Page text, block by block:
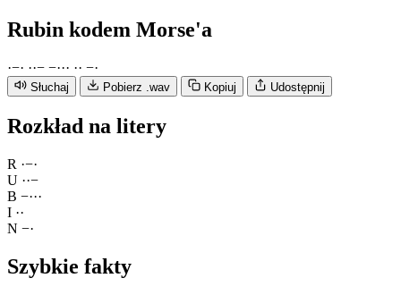
Rubin kodem Morse'a
·−· ··− −··· ·· −·
Słuchaj Pobierz .wav Kopiuj Udostępnij
Rozkład na litery
R ·−·
U ··−
B −···
I ··
N −·
Szybkie fakty